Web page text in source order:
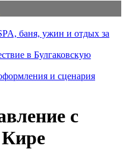
баня, ужин и отдых за
в Булгаковскую
и сценария
с